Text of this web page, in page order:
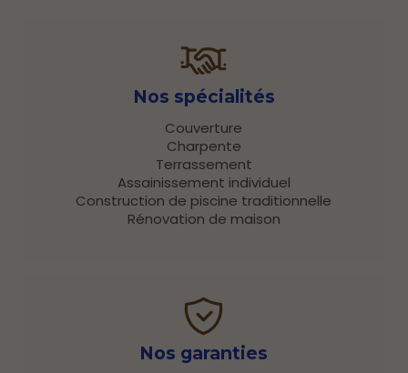
Nos spécialités
Couverture
Charpente
Terrassement
Assainissement individuel
Construction de piscine traditionnelle
Rénovation de maison
Nos garanties